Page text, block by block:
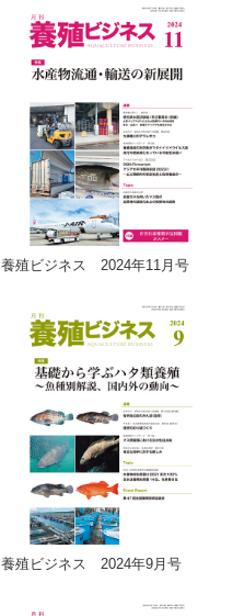
養殖ビジネス 2024年11月号
養殖ビジネス 2024年9月号